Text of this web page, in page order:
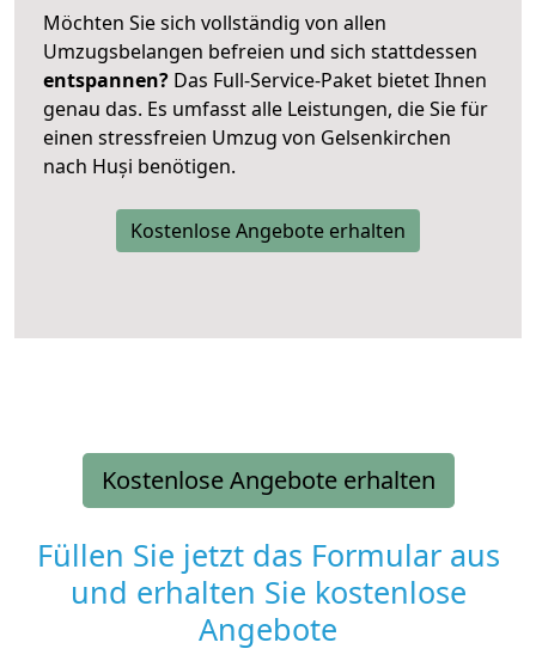
Möchten Sie sich vollständig von allen
Umzugsbelangen befreien und sich stattdessen
entspannen? Das Full-Service-Paket bietet Ihnen
genau das. Es umfasst alle Leistungen, die Sie für
einen stressfreien Umzug von Gelsenkirchen
nach Huși benötigen.
Kostenlose Angebote erhalten
Kostenlose Angebote erhalten
Füllen Sie jetzt das Formular aus
und erhalten Sie kostenlose
Angebote